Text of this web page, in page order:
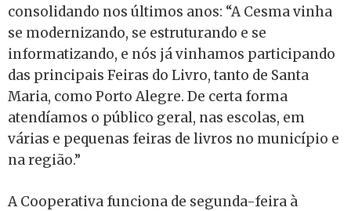
consolidando nos últimos anos: “A Cesma vinha
se modernizando, se estruturando e se
informatizando, e nós já vinhamos participando
das principais Feiras do Livro, tanto de Santa
Maria, como Porto Alegre. De certa forma
atendíamos o público geral, nas escolas, em
várias e pequenas feiras de livros no município e
na região.”
A Cooperativa funciona de segunda-feira à